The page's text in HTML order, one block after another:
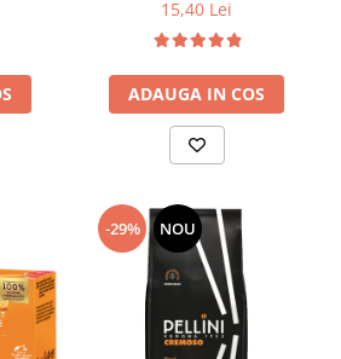
15,40 Lei
ADAUGA IN COS
-29% NOU